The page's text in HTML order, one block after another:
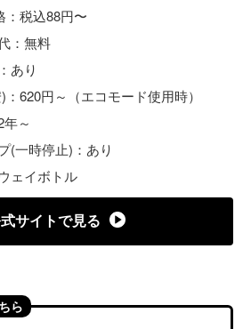
：税込88円〜
：無料
あり
620円～（エコモード使用時）
～
(一時停止)：あり
ェイボトル
サイトで見る
ら